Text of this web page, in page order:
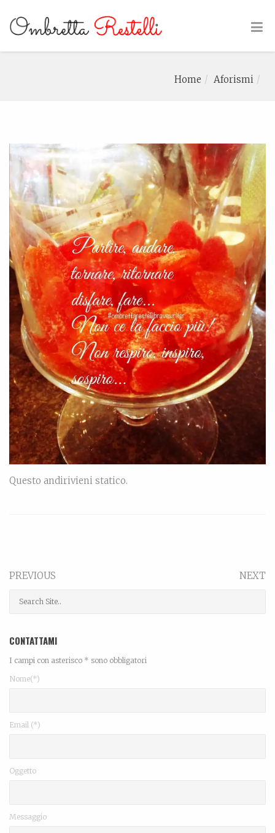
Home Aforismi
Questo andirivieni statico.
PREVIOUS NEXT
CONTATTAMI
I campi con asterisco * sono obbligatori
Nome(*)
Email (*)
Oggetto
Messaggio